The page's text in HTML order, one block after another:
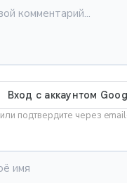
или подтвердите через email